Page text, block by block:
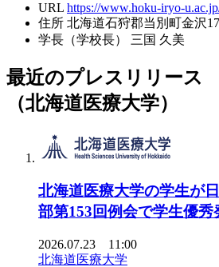
URL https://www.hoku-iryo-
住所 北海道石狩郡当別町金沢
学長（学校長）
三国 久美
最近のプレスリリース
（北海道医療大学）
北海道医療大学の学生が
部第153回例会で学生優秀
2026.07.23 11:00
北海道医療大学